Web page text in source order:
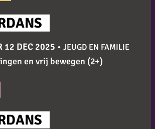
12 DEC 2025 • JEUGD EN FAMILIE
en vrij bewegen (2+)